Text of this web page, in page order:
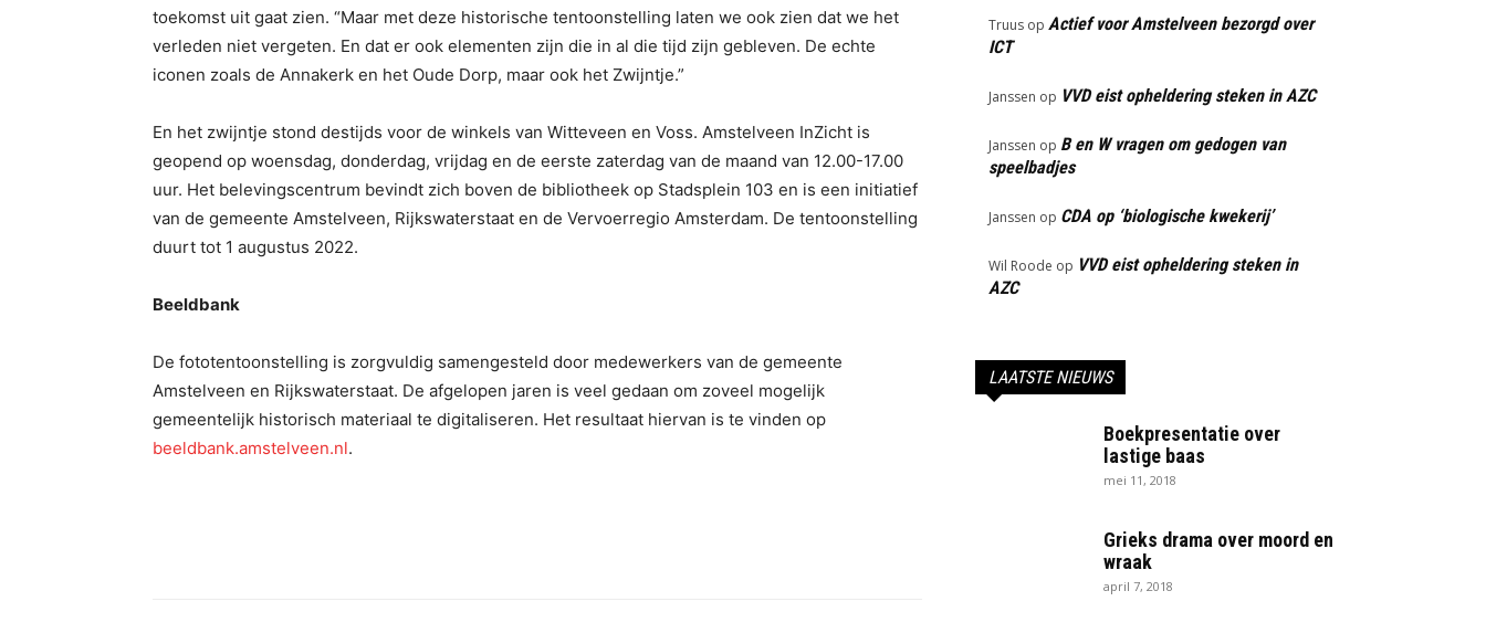
toekomst uit gaat zien. “Maar met deze historische tentoonstelling laten we ook zien dat we het
verleden niet vergeten. En dat er ook elementen zijn die in al die tijd zijn gebleven. De echte
iconen zoals de Annakerk en het Oude Dorp, maar ook het Zwijntje.”
En het zwijntje stond destijds voor de winkels van Witteveen en Voss. Amstelveen InZicht is
geopend op woensdag, donderdag, vrijdag en de eerste zaterdag van de maand van 12.00-17.00
uur. Het belevingscentrum bevindt zich boven de bibliotheek op Stadsplein 103 en is een initiatief
van de gemeente Amstelveen, Rijkswaterstaat en de Vervoerregio Amsterdam. De tentoonstelling
duurt tot 1 augustus 2022.
Beeldbank
De fototentoonstelling is zorgvuldig samengesteld door medewerkers van de gemeente
Amstelveen en Rijkswaterstaat. De afgelopen jaren is veel gedaan om zoveel mogelijk
gemeentelijk historisch materiaal te digitaliseren. Het resultaat hiervan is te vinden op
beeldbank.amstelveen.nl.
Truus op Actief voor Amstelveen bezorgd over
ICT
Janssen op VVD eist opheldering steken in AZC
Janssen op B en W vragen om gedogen van
speelbadjes
Janssen op CDA op ‘biologische kwekerij’
Wil Roode op VVD eist opheldering steken in
AZC
LAATSTE NIEUWS
Boekpresentatie over
lastige baas
mei 11, 2018
Grieks drama over moord en
wraak
april 7, 2018